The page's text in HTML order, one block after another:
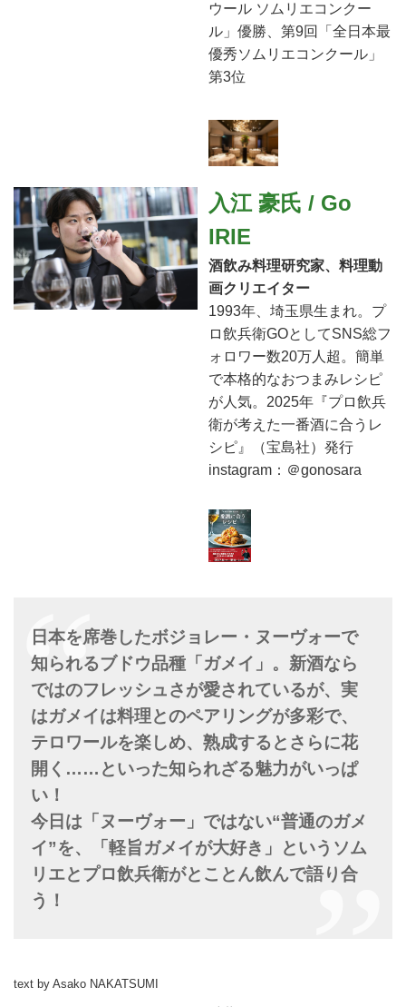
ウール ソムリエコンクー
ル」優勝、第9回「全日本最
優秀ソムリエコンクール」
第3位
入江 豪氏 / Go
IRIE
酒飲み料理研究家、料理動
画クリエイター
1993年、埼玉県生まれ。プ
ロ飲兵衛GOとしてSNS総フ
ォロワー数20万人超。簡単
で本格的なおつまみレシピ
が人気。2025年『プロ飲兵
衛が考えた一番酒に合うレ
シピ』（宝島社）発行
instagram：＠gonosara
日本を席巻したボジョレー・ヌーヴォーで
知られるブドウ品種「ガメイ」。新酒なら
ではのフレッシュさが愛されているが、実
はガメイは料理とのペアリングが多彩で、
テロワールを楽しめ、熟成するとさらに花
開く……といった知られざる魅力がいっぱ
い！
今日は「ヌーヴォー」ではない“普通のガメ
イ”を、「軽旨ガメイが大好き」というソム
リエとプロ飲兵衛がとことん飲んで語り合
う！
text by Asako NAKATSUMI